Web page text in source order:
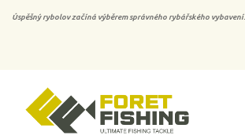
Úspěšný rybolov začíná výběrem správného rybářského vybavení.